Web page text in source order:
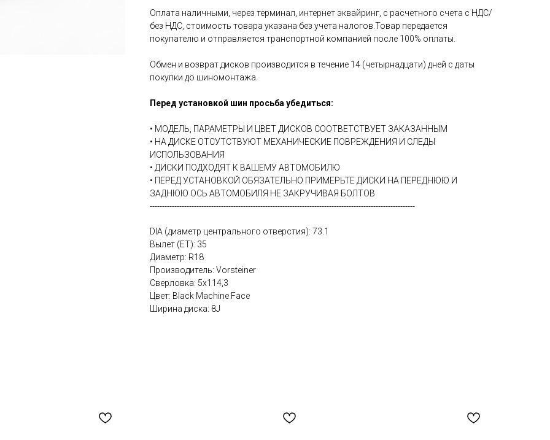
Оплата наличными, через терминал, интернет эквайринг, с расчетного счета с НДС/
без НДС, стоимость товара указана без учета налогов.Товар передается
покупателю и отправляется транспортной компанией после 100% оплаты.
Обмен и возврат дисков производится в течение 14 (четырнадцати) дней с даты
покупки до шиномонтажа.
Перед установкой шин просьба убедиться:
• МОДЕЛЬ, ПАРАМЕТРЫ И ЦВЕТ ДИСКОВ СООТВЕТСТВУЕТ ЗАКАЗАННЫМ
• НА ДИСКЕ ОТСУТСТВУЮТ МЕХАНИЧЕСКИЕ ПОВРЕЖДЕНИЯ И СЛЕДЫ
ИСПОЛЬЗОВАНИЯ
• ДИСКИ ПОДХОДЯТ К ВАШЕМУ АВТОМОБИЛЮ
• ПЕРЕД УСТАНОВКОЙ ОБЯЗАТЕЛЬНО ПРИМЕРЬТЕ ДИСКИ НА ПЕРЕДНЮЮ И
ЗАДНЮЮ ОСЬ АВТОМОБИЛЯ НЕ ЗАКРУЧИВАЯ БОЛТОВ
------------------------------------------------------------------------------------------------------------
DIA (диаметр центрального отверстия): 73.1
Вылет (ET): 35
Диаметр: R18
Производитель: Vorsteiner
Сверловка: 5х114,3
Цвет: Black Machine Face
Ширина диска: 8J